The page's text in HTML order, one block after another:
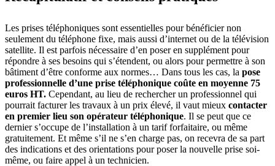
Les prises téléphoniques sont essentielles pour bénéficier non
seulement du téléphone fixe, mais aussi d’internet ou de la télévision
satellite. Il est parfois nécessaire d’en poser en supplément pour
répondre à ses besoins qui s’étendent, ou alors pour permettre à son
bâtiment d’être conforme aux normes… Dans tous les cas, la pose
professionnelle d’une prise téléphonique coûte en moyenne 75
euros HT. Cependant, au lieu de rechercher un professionnel qui
pourrait facturer les travaux à un prix élevé, il vaut mieux contacter
en premier lieu son opérateur téléphonique. Il se peut que ce
dernier s’occupe de l’installation à un tarif forfaitaire, ou même
gratuitement. Et même s’il ne s’en charge pas, on recevra de sa part
des indications et des orientations pour poser la nouvelle prise soi-
même, ou faire appel à un technicien.